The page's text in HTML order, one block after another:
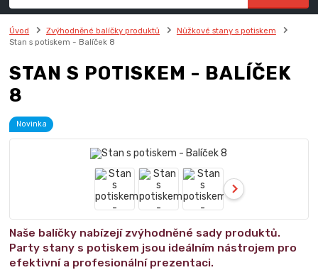
Úvod Zvýhodněné balíčky produktů
Nůžkové stany s potiskem
Stan s potiskem - Balíček 8
STAN S POTISKEM - BALÍČEK
8
Novinka
Naše balíčky nabízejí zvýhodněné sady produktů.
Party stany s potiskem jsou ideálním nástrojem pro
efektivní a profesionální prezentaci.